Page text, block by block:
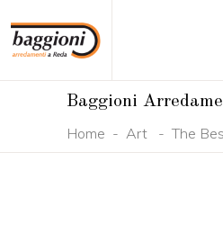
Baggioni
Home - Art - The